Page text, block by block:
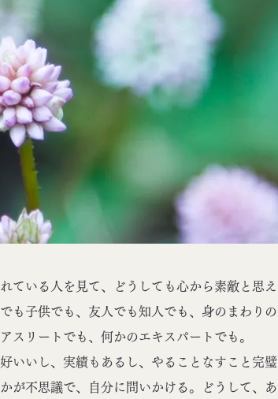
ている人を見て、どうしても心から素敵と思え
も子供でも、友人でも知人でも、身のまわりの
スリートでも、何かのエキスパートでも。
いいし、実績もあるし、やることなすこと完璧
が不思議で、自分に問いかける。どうして、あ